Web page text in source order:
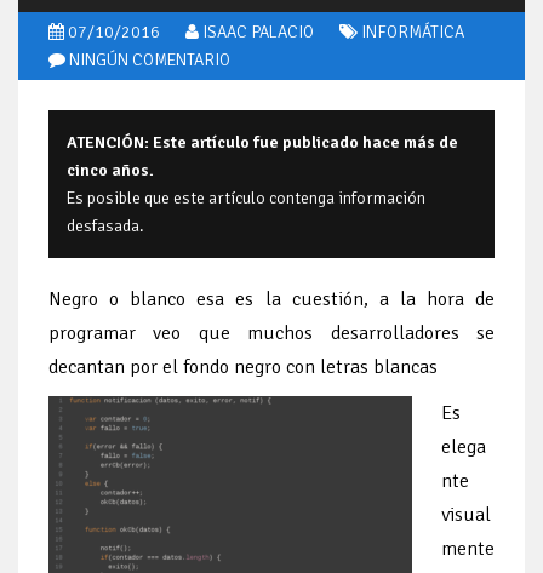
07/10/2016 ISAAC PALACIO
INFORMÁTICA
NINGÚN COMENTARIO
ATENCIÓN: Este artículo fue publicado hace más de
cinco años.
Es posible que este artículo contenga información
desfasada.
Negro o blanco esa es la cuestión, a la hora de
programar veo que muchos desarrolladores se
decantan por el fondo negro con letras blancas
Es
elega
nte
visual
mente